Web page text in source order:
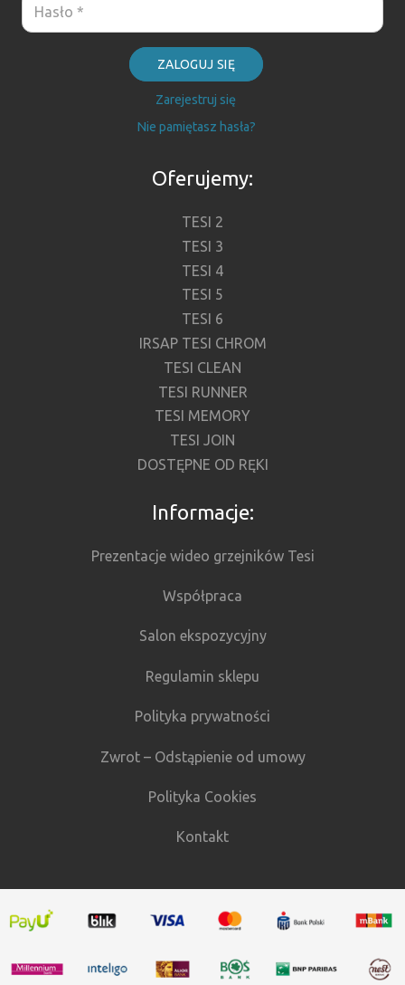
ZALOGUJ SIĘ
Zarejestruj się
Nie pamiętasz hasła?
Oferujemy:
TESI 2
TESI 3
TESI 4
TESI 5
TESI 6
IRSAP TESI CHROM
TESI CLEAN
TESI RUNNER
TESI MEMORY
TESI JOIN
DOSTĘPNE OD RĘKI
Informacje:
Prezentacje wideo grzejników Tesi
Współpraca
Salon ekspozycyjny
Regulamin sklepu
Polityka prywatności
Zwrot – Odstąpienie od umowy
Polityka Cookies
Kontakt